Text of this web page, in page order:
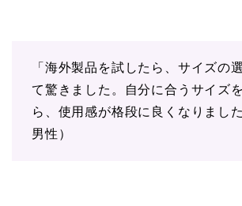
「海外製品を試したら、サイズの
て驚きました。自分に合うサイズ
ら、使用感が格段に良くなりまし
男性）